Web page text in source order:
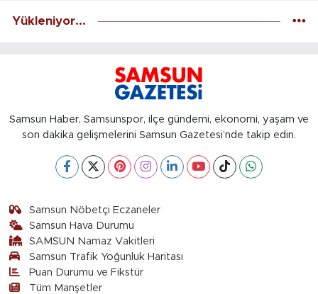
Yükleniyor...
Samsun Haber, Samsunspor, ilçe gündemi, ekonomi, yaşam ve
son dakika gelişmelerini Samsun Gazetesi’nde takip edin.
Samsun Nöbetçi Eczaneler
Samsun Hava Durumu
SAMSUN Namaz Vakitleri
Samsun Trafik Yoğunluk Haritası
Puan Durumu ve Fikstür
Tüm Manşetler